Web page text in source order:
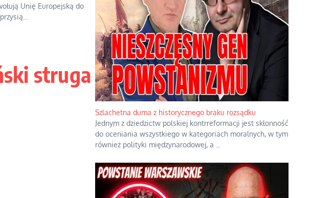
Unię Europejską do
struga
Szlachetna duma z historycznego braku rozsądku
Jednym z dziedzictw polskiej kontrreformacji jest skłonność
do oceniania wszystkiego w kategoriach moralnych, w tym
również polityki międzynarodowej, a